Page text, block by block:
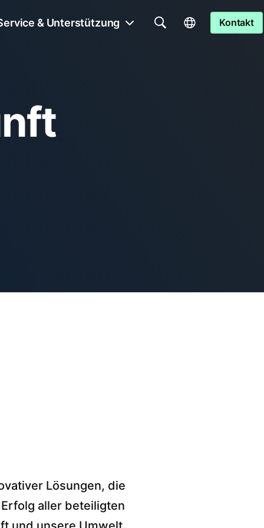
& Unterstützung Kontakt
Lösungen, die
aller beteiligten